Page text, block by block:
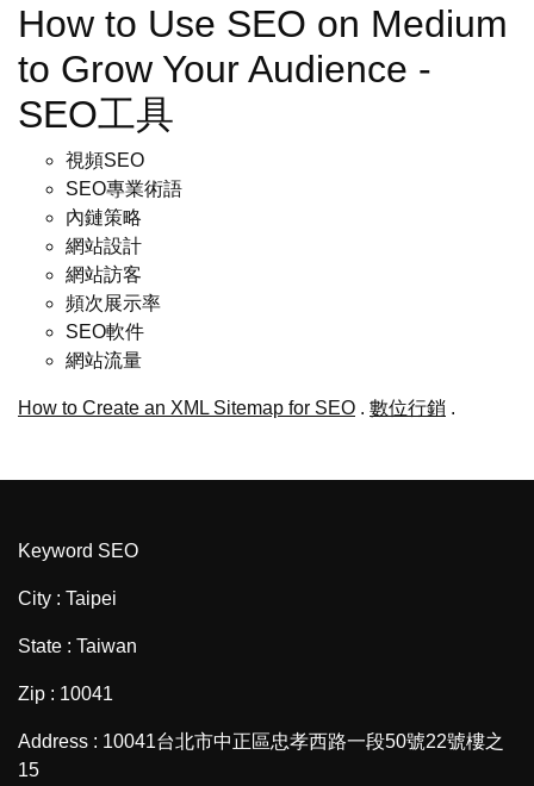
How to Use SEO on Medium
to Grow Your Audience -
SEO工具
視頻SEO
SEO專業術語
內鏈策略
網站設計
網站訪客
頻次展示率
SEO軟件
網站流量
How to Create an XML Sitemap for SEO . 數位行銷 .
Keyword SEO
City : Taipei
State : Taiwan
Zip : 10041
Address : 10041台北市中正區忠孝西路一段50號22號樓之
15